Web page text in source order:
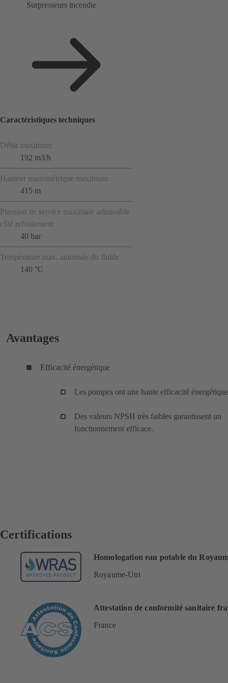
Surpresseurs incendie
Caractéristiques techniques
Débit maximum
192 m3/h
Hauteur manométrique maximum
415 m
Pression de service maximale admissible
côté refoulement
40 bar
Température max. autorisée du fluide
140 °C
Avantages
Efficacité énergétique
Les pompes ont une haute efficacité
Des valeurs NPSH très faibles garantissent un
fonctionnement efficace.
Certifications
Homologation eau potable du
Royaume-Uni
Attestation de conformité sanitaire
France